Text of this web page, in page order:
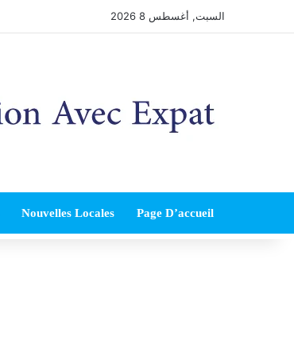
السبت, أغسطس 8 2026
Page D’accueil
Nouvelles Locales